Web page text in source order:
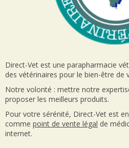
Direct-Vet est une parapharmacie
des vétérinaires pour le bien-être de
Notre volonté : mettre notre
proposer les meilleurs produits.
Pour votre sérénité, Direct-Vet est
comme point de vente légal de
internet.